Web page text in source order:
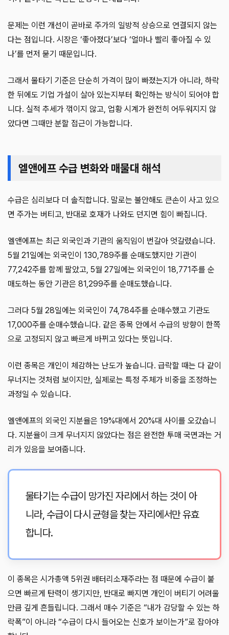
문제는 이런 개선이 곧바로 주가의 일방적 상승으로 연결되지 않는
다는 점입니다. 시장은 ‘좋아졌다’보다 ‘얼마나 빨리 좋아질 수 있
나’를 먼저 묻기 때문입니다.
그래서 물타기 기준은 단순히 가격이 많이 빠졌는지가 아니라, 하락
한 뒤에도 기업 가설이 살아 있는지부터 확인하는 방식이 되어야 합
니다. 실적 추세가 꺾이지 않고, 업황 시계가 완전히 어두워지지 않
았다면 그때만 분할 접근이 가능합니다.
엘앤에프 수급 변화와 매물대 해석
수급은 심리보다 더 솔직합니다. 말로는 불안해도 큰손이 사고 있으
면 주가는 버티고, 반대로 호재가 나와도 던지면 힘이 빠집니다.
엘앤에프는 최근 외국인과 기관의 움직임이 번갈아 엇갈렸습니다.
5월 21일에는 외국인이 130,789주를 순매도했지만 기관이
77,242주를 함께 팔았고, 5월 27일에는 외국인이 18,771주를 순
매도하는 동안 기관은 81,299주를 순매도했습니다.
그러다 5월 28일에는 외국인이 74,784주를 순매수했고 기관도
17,000주를 순매수했습니다. 같은 종목 안에서 수급의 방향이 한쪽
으로 고정되지 않고 빠르게 바뀌고 있다는 뜻입니다.
이런 종목은 개인이 체감하는 난도가 높습니다. 급락할 때는 다 같이
무너지는 것처럼 보이지만, 실제로는 특정 주체가 비중을 조정하는
과정일 수 있습니다.
엘앤에프의 외국인 지분율은 19%대에서 20%대 사이를 오갔습니
다. 지분율이 크게 무너지지 않았다는 점은 완전한 투매 국면과는 거
리가 있음을 보여줍니다.
물타기는 수급이 망가진 자리에서 하는 것이 아
니라, 수급이 다시 균형을 찾는 자리에서만 유효
합니다.
이 종목은 시가총액 5위권 배터리소재주라는 점 때문에 수급이 붙
으면 빠르게 탄력이 생기지만, 반대로 빠지면 개인이 버티기 어려울
만큼 깊게 흔들립니다. 그래서 매수 기준은 “내가 감당할 수 있는 하
락폭”이 아니라 “수급이 다시 들어오는 신호가 보이는가”로 잡아야